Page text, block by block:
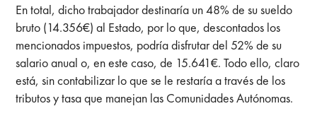
En total, dicho trabajador destinaría un 48% de su sueldo
bruto (14.356€) al Estado, por lo que, descontados los
mencionados impuestos, podría disfrutar del 52% de su
salario anual o, en este caso, de 15.641€. Todo ello, claro
está, sin contabilizar lo que se le restaría a través de los
tributos y tasa que manejan las Comunidades Autónomas.